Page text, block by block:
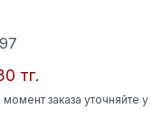
тг.
заказа уточняйте у